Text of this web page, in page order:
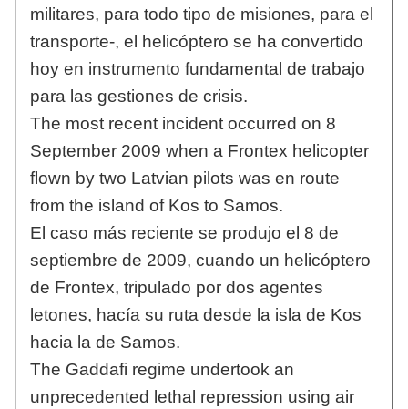
militares, para todo tipo de misiones, para el
transporte-, el helicóptero se ha convertido
hoy en instrumento fundamental de trabajo
para las gestiones de crisis.
The most recent incident occurred on 8
September 2009 when a Frontex helicopter
flown by two Latvian pilots was en route
from the island of Kos to Samos.
El caso más reciente se produjo el 8 de
septiembre de 2009, cuando un helicóptero
de Frontex, tripulado por dos agentes
letones, hacía su ruta desde la isla de Kos
hacia la de Samos.
The Gaddafi regime undertook an
unprecedented lethal repression using air